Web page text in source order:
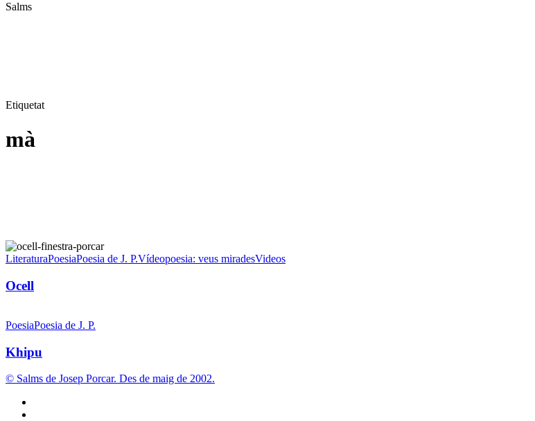
Salms
Etiquetat
mà
Ocell
LiteraturaPoesiaPoesia de J. P.Vídeopoesia: veus miradesVideos
Ocell
PoesiaPoesia de J. P.
Khipu
© Salms de Josep Porcar. Des de maig de 2002.